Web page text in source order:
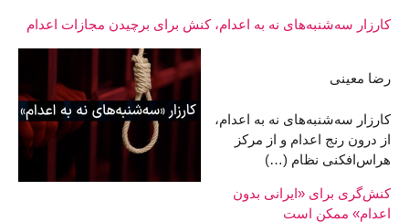
کارزار سه‌شنبه‌های نه به اعدام، کنش برای برچیدن مجازات اعدام
رضا معینی
کارزار سه‌شنبه‌های نه به اعدام،
از درون رنج اعدام و از مرکز
هراس‌افکنی نظام (…)
کنش‌گری برای «ایرانی بدون
اعدام» ممکن است